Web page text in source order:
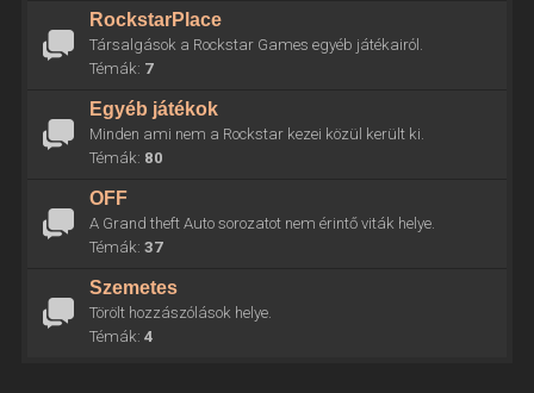
RockstarPlace
Társalgások a Rockstar Games egyéb játékairól.
Témák: 7
Egyéb játékok
Minden ami nem a Rockstar kezei közül került ki.
Témák: 80
OFF
A Grand theft Auto sorozatot nem érintő viták helye.
Témák: 37
Szemetes
Törölt hozzászólások helye.
Témák: 4